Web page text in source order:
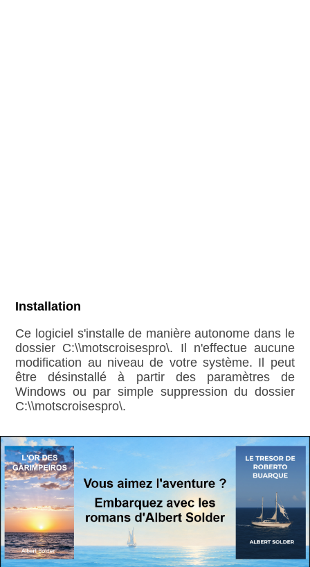
Installation
Ce logiciel s'installe de manière autonome dans le
dossier C:\\motscroisespro\. Il n'effectue aucune
modification au niveau de votre système. Il peut
être désinstallé à partir des paramètres de
Windows ou par simple suppression du dossier
C:\\motscroisespro\.